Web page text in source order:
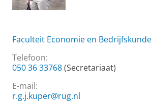
Faculteit Economie en Bedrijfskunde
Telefoon:
050 36 33768(Secretariaat)
E-mail:
r.g.j.kuper@rug.nl